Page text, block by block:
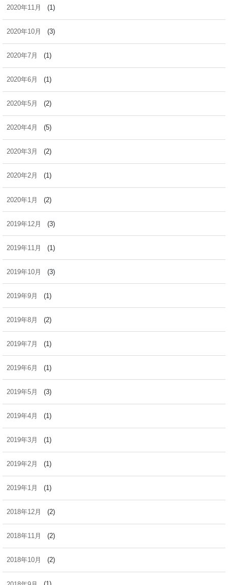
2020年11月 (1)
2020年10月 (3)
2020年7月 (1)
2020年6月 (1)
2020年5月 (2)
2020年4月 (5)
2020年3月 (2)
2020年2月 (1)
2020年1月 (2)
2019年12月 (3)
2019年11月 (1)
2019年10月 (3)
2019年9月 (1)
2019年8月 (2)
2019年7月 (1)
2019年6月 (1)
2019年5月 (3)
2019年4月 (1)
2019年3月 (1)
2019年2月 (1)
2019年1月 (1)
2018年12月 (2)
2018年11月 (2)
2018年10月 (2)